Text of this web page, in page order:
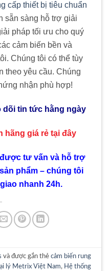
cấp thiết bị tiêu chuẩn
sẵn sàng hỗ trợ giải
pháp tối ưu cho quý
cảm biến bền và
Chúng tôi có thể tùy
theo yêu cầu. Chúng
nhận phù hợp!
dõi tin tức hằng ngày
hãng giá rẻ tại đây
tư vấn và hỗ trợ
phẩm – chúng tôi
nhanh 24h.
và được gắn thẻ cảm biến rung
lý Metrix Việt Nam, Hệ thống